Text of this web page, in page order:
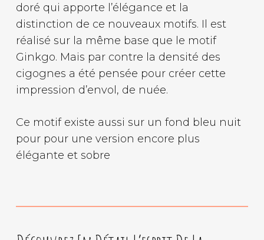
doré qui apporte l’élégance et la
distinction de ce nouveaux motifs. Il est
réalisé sur la même base que le motif
Ginkgo. Mais par contre la densité des
cigognes a été pensée pour créer cette
impression d’envol, de nuée.
Ce motif existe aussi sur un fond bleu nuit
pour pour une version encore plus
élégante et sobre